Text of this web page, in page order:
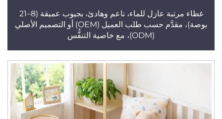
غطاء مرتبة عازل للماء، ناعم وهادئ، بجيوب عميقة (8–21
بوصة)، مقدَّم حسب طلب العميل (OEM) أو التصميم الأصلي
(ODM)، مع خاصية التنفُّس